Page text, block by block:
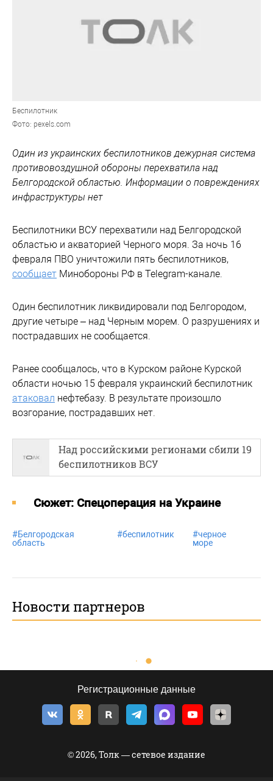
Беспилотник
Фото: pexels.com
Один из украинских беспилотников дежурная система
противовоздушной обороны перехватила над
Белгородской областью. Информации о повреждениях
инфраструктуры нет
Беспилотники ВСУ перехватили над Белгородской
областью и акваторией Черного моря. За ночь 16
февраля ПВО уничтожили пять беспилотников,
сообщает Минобороны РФ в Telegram-канале.
Один беспилотник ликвидировали под Белгородом,
другие четыре – над Черным морем. О разрушениях и
пострадавших не сообщается.
Ранее сообщалось, что в Курском районе Курской
области ночью 15 февраля украинский беспилотник
атаковал нефтебазу. В результате произошло
возгорание, пострадавших нет.
Над российскими регионами сбили 19
беспилотников ВСУ
Cюжет: Спецоперация на Украине
#Белгородская
область
#беспилотник #черное
море
Новости партнеров
Регистрационные данные
© 2026, Толк — сетевое издание